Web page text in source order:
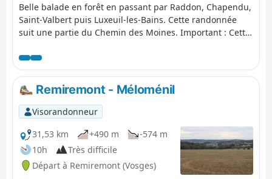
Belle balade en forêt en passant par Raddon, Chapendu,
Saint-Valbert puis Luxeuil-les-Bains. Cette randonnée
suit une partie du Chemin des Moines. Important : Cette
transports en commun reliant Luxeuil-les-Bains à
Raddon-et-Chapendu. Il vous faut trouver un moyen de
parvenir au point de départ ou au point d'arrivée.
Remiremont - Méloménil
Visorandonneur
31,53 km
+490 m
-574 m
10h
Très difficile
Départ à Remiremont (Vosges)